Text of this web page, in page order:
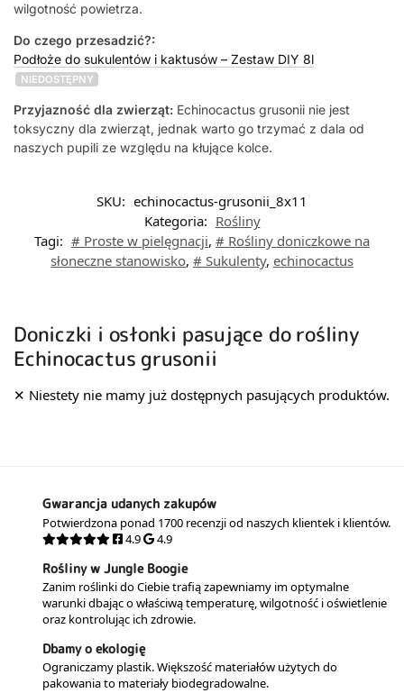
wilgotność powietrza.
Do czego przesadzić?:
Podłoże do sukulentów i kaktusów – Zestaw DIY 8l
NIEDOSTĘPNY
Przyjazność dla zwierząt: Echinocactus grusonii nie jest
toksyczny dla zwierząt, jednak warto go trzymać z dala od
naszych pupili ze względu na kłujące kolce.
SKU: echinocactus-grusonii_8x11
Kategoria: Rośliny
Tagi: # Proste w pielęgnacji, # Rośliny doniczkowe na
słoneczne stanowisko, # Sukulenty, echinocactus
Doniczki i osłonki pasujące do rośliny
Echinocactus grusonii
Gwarancja udanych zakupów
Potwierdzona ponad 1700 recenzji od naszych klientek i klientów.
4.9
4.9
Rośliny w Jungle Boogie
Zanim roślinki do Ciebie trafią zapewniamy im optymalne
warunki dbając o właściwą temperaturę, wilgotność i oświetlenie
oraz kontrolując ich zdrowie.
Dbamy o ekologię
Ograniczamy plastik. Większość materiałów użytych do
pakowania to materiały biodegradowalne.